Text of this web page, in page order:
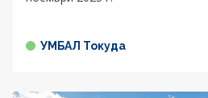
УМБАЛ Токуда